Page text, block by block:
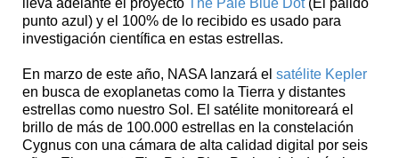
punto azul) y el 100% de lo recibido es usado para
investigación científica en estas estrellas.
En marzo de este año, NASA lanzará el satélite Kepler
en busca de exoplanetas como la Tierra y distantes
estrellas como nuestro Sol. El satélite monitoreará el
brillo de más de 100.000 estrellas en la constelación
Cygnus con una cámara de alta calidad digital por seis